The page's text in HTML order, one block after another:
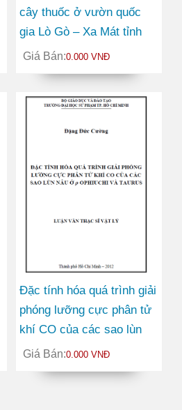
cây thuốc ở vườn quốc
gia Lò Gò – Xa Mát tỉnh
Tây Ninh
Giá Bán:0.000 VNĐ
Đặc tính hóa quá trình giải
phóng lưỡng cực phân tử
khí CO của các sao lùn
nâu ở ρ Ophiuchi và
Taurus
Giá Bán:0.000 VNĐ